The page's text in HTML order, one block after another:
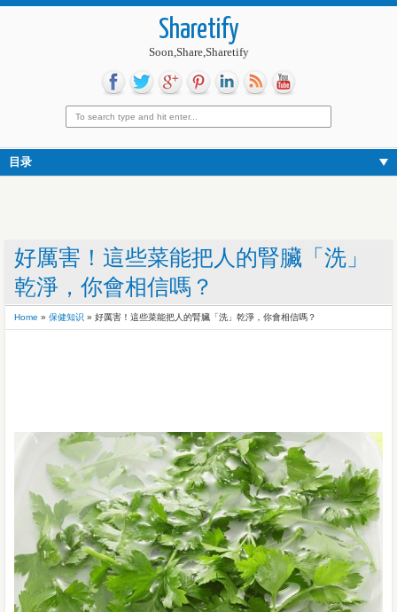
Sharetify
Soon,Share,Sharetify
目录
好厲害！這些菜能把人的腎臟「洗」
乾淨，你會相信嗎？
Home » 保健知识 » 好厲害！這些菜能把人的腎臟「洗」乾淨，你會相信嗎？